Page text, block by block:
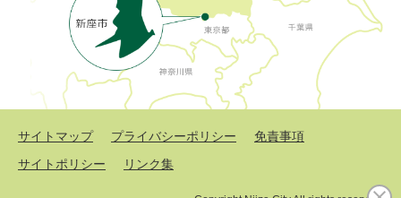
サイトマップ プライバシーポリシー
免責事項
サイトポリシー
リンク集